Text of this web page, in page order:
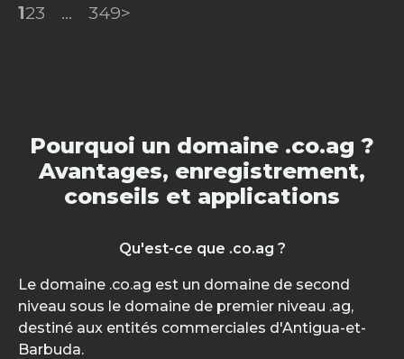
123 ... 349>
Pourquoi un domaine .co.ag ?
Avantages, enregistrement,
conseils et applications
Qu'est-ce que .co.ag ?
Le domaine .co.ag est un domaine de second
niveau sous le domaine de premier niveau .ag,
destiné aux entités commerciales d'Antigua-et-
Barbuda.